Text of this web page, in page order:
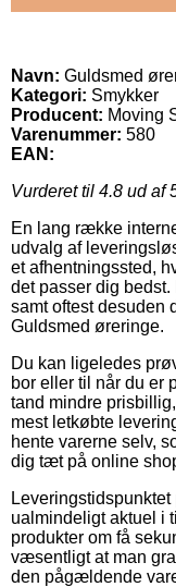
Navn: Guldsmed
Kategori: Smykker
Producent: Moving
Varenummer: 580
EAN:
Vurderet til 4.8 ud af
En lang række
udvalg af
et afhentningssted,
det passer dig
samt oftest desuden
Guldsmed øreringe.
Du kan ligeledes
bor eller til når du er
tand mindre
mest letkøbte
hente varerne selv,
dig tæt på online
ualmindeligt aktuel i
produkter om få
væsentligt at man
den pågældende